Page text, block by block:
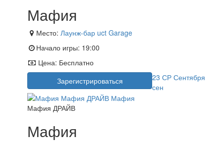
Мафия
Место: Лаунж-бар uct Garage
Начало игры: 19:00
Цена: Бесплатно
Зарегистрироваться
23 СР Сентября
сен
Мафия ДРАЙВ
Мафия